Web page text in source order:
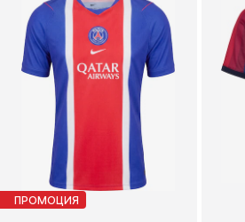
ПРОМОЦИЯ